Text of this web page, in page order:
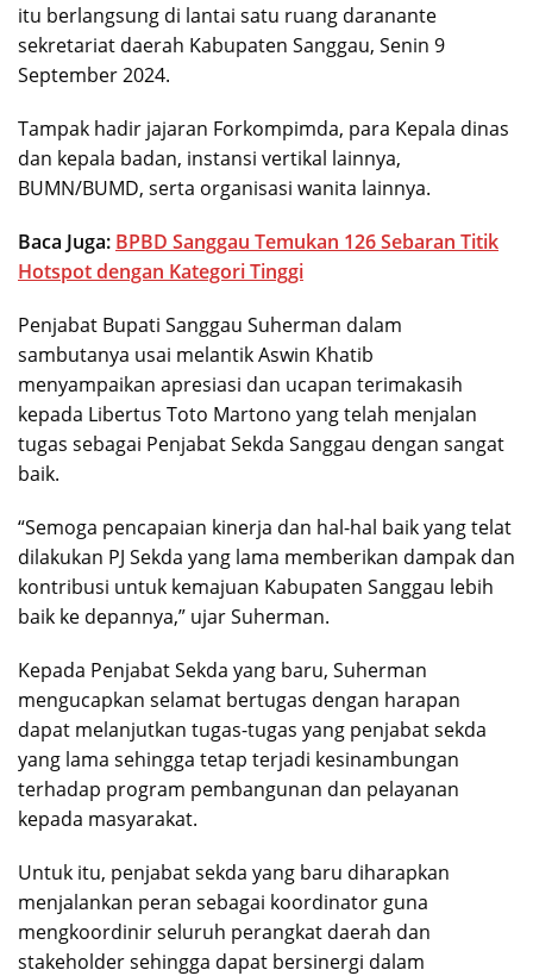
itu berlangsung di lantai satu ruang daranante
sekretariat daerah Kabupaten Sanggau, Senin 9
September 2024.
Tampak hadir jajaran Forkompimda, para Kepala dinas
dan kepala badan, instansi vertikal lainnya,
BUMN/BUMD, serta organisasi wanita lainnya.
Baca Juga: BPBD Sanggau Temukan 126 Sebaran Titik
Hotspot dengan Kategori Tinggi
Penjabat Bupati Sanggau Suherman dalam
sambutanya usai melantik Aswin Khatib
menyampaikan apresiasi dan ucapan terimakasih
kepada Libertus Toto Martono yang telah menjalan
tugas sebagai Penjabat Sekda Sanggau dengan sangat
baik.
“Semoga pencapaian kinerja dan hal-hal baik yang telat
dilakukan PJ Sekda yang lama memberikan dampak dan
kontribusi untuk kemajuan Kabupaten Sanggau lebih
baik ke depannya,” ujar Suherman.
Kepada Penjabat Sekda yang baru, Suherman
mengucapkan selamat bertugas dengan harapan
dapat melanjutkan tugas-tugas yang penjabat sekda
yang lama sehingga tetap terjadi kesinambungan
terhadap program pembangunan dan pelayanan
kepada masyarakat.
Untuk itu, penjabat sekda yang baru diharapkan
menjalankan peran sebagai koordinator guna
mengkoordinir seluruh perangkat daerah dan
stakeholder sehingga dapat bersinergi dalam